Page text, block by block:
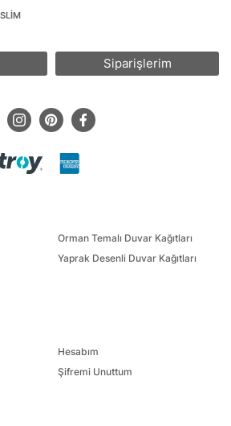
Orman Temalı Duvar Kağıtları
Yaprak Desenli Duvar Kağıtları
Hesabım
Şifremi Unuttum
Siparişlerim